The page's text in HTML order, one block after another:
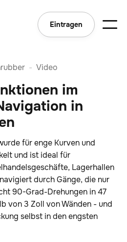
Eintragen
- Video
im
in
für enge Kurven und
und ist ideal für
Lagerhallen
durch Gänge, die nur
90-Grad-Drehungen in 47
von 3 Zoll von Wänden - und
selbst in den engsten